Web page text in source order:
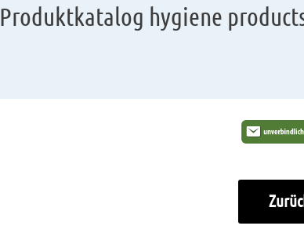
Produktkatalog hygiene